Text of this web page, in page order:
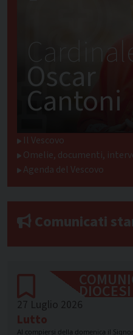
Oscar
Cantoni
Il Vescovo
Omelie, documenti,
Agenda del Vescovo
Comunicati
DIOCESI
27 Luglio 2026
Lutto
Al compiersi della domenica il